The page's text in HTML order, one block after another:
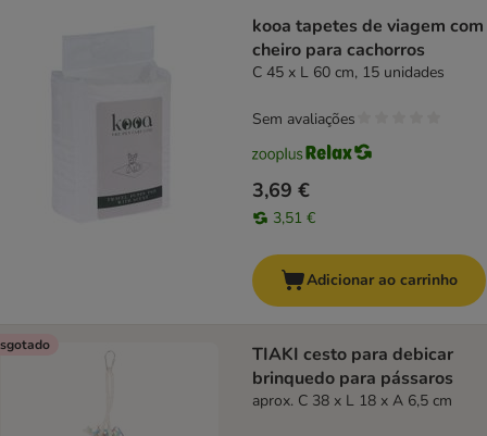
kooa tapetes de viagem com
cheiro para cachorros
C 45 x L 60 cm, 15 unidades
3,69 €
3,51 €
Sem avaliações
Adicionar ao carrinho
TIAKI cesto para debicar
brinquedo para pássaros
aprox. C 38 x L 18 x A 6,5 cm